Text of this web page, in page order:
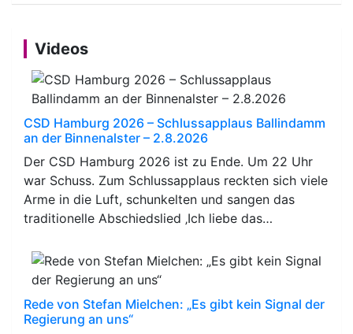
Videos
CSD Hamburg 2026 – Schlussapplaus Ballindamm
an der Binnenalster – 2.8.2026
Der CSD Hamburg 2026 ist zu Ende. Um 22 Uhr
war Schuss. Zum Schlussapplaus reckten sich viele
Arme in die Luft, schunkelten und sangen das
traditionelle Abschiedslied ‚Ich liebe das…
Rede von Stefan Mielchen: „Es gibt kein Signal der
Regierung an uns“